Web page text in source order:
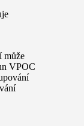
může
VPOC